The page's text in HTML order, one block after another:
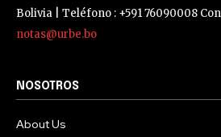
Bolivia | Teléfono : +591 76090008
notas@urbe.bo
NOSOTROS
About Us